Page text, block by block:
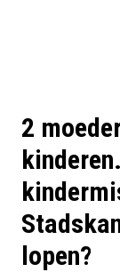
2
lopen?